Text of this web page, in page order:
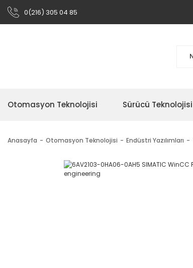
0(216) 305 04 85
Otomasyon Teknolojisi Sürücü Teknolojisi
Anasayfa Otomasyon Teknolojisi Endüstri Yazılımları